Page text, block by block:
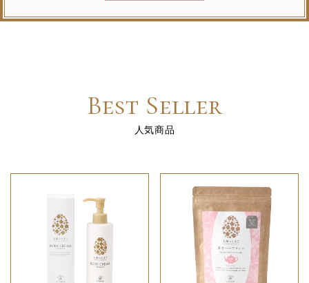
Best Seller
人気商品